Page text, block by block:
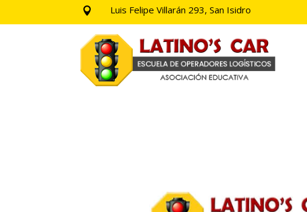
 Luis Felipe Villarán 293, San Isidro